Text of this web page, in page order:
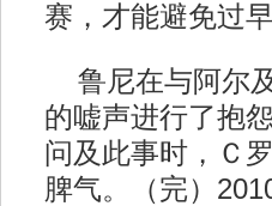
赛，才能避免过早
鲁尼在与阿尔
的嘘声进行了抱
问及此事时，Ｃ
脾气。（完）